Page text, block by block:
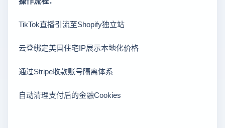
TikTok直播引流至Shopify独立站
云登绑定美国住宅IP展示本地化价格
通过Stripe收款账号隔离体系
自动清理支付后的金融Cookies